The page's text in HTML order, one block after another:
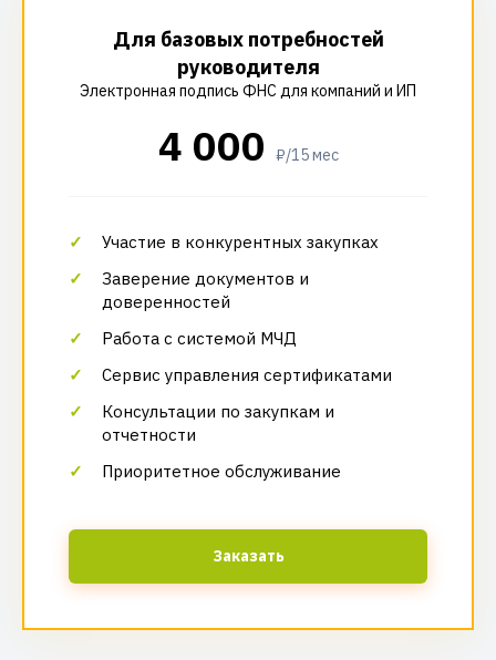
Для базовых потребностей
руководителя
Электронная подпись ФНС для компаний и ИП
4 000 ₽/15 мес
Участие в конкурентных закупках
Заверение документов и
доверенностей
Работа с системой МЧД
Сервис управления сертификатами
Консультации по закупкам и
отчетности
Приоритетное обслуживание
Заказать